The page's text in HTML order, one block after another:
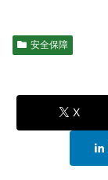
安全保障
X